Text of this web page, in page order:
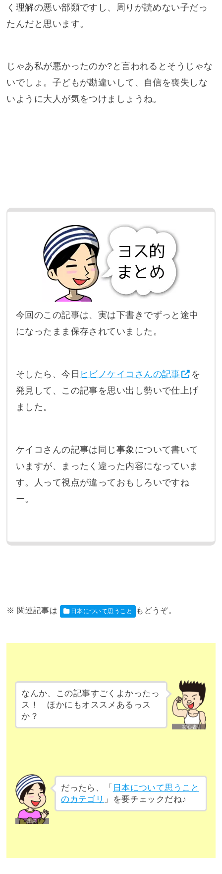
く理解の悪い部類ですし、周りが読めない子だっ
たんだと思います。
じゃあ私が悪かったのか?と言われるとそうじゃな
いでしょ。子どもが勘違いして、自信を喪失しな
いように大人が気をつけましょうね。
今回のこの記事は、実は下書きでずっと途中
になったまま保存されていました。
そしたら、今日 ヒビノケイコさんの記事
を
発見して、この記事を思い出し勢いで仕上げ
ました。
ケイコさんの記事は同じ事象について書いて
いますが、まったく違った内容になっていま
す。人って視点が違っておもしろいですね
ー。
日本について思うこと
なんか、この記事すごくよかったっ
ス！ ほかにもオススメあるっス
か？
だったら、「 日本について思うこと
のカテゴリ 」を要チェックだね♪